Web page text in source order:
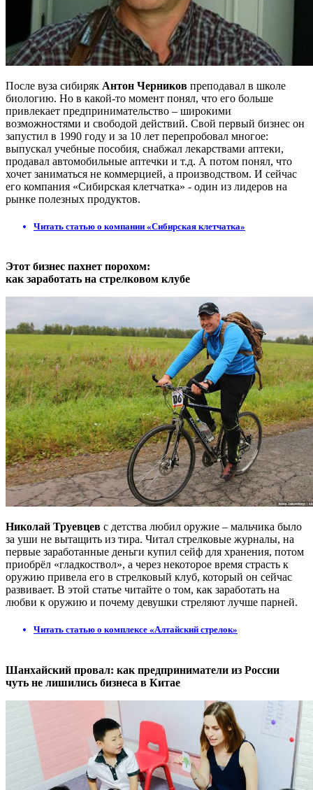
После вуза сибиряк Антон Черников преподавал в школе
биологию. Но в какой-то момент понял, что его больше
привлекает предпринимательство – широкими
возможностями и свободой действий. Свой первый бизнес он
запустил в 1990 году и за 10 лет перепробовал многое:
выпускал учебные пособия, снабжал лекарствами аптеки,
продавал автомобильные аптечки и т.д. А потом понял, что
хочет заниматься не коммерцией, а производством. И сейчас
его компания «Сибирская клетчатка» - один из лидеров на
рынке полезных продуктов.
Читать статью о компании «Сибирская клетчатка»
Этот бизнес пахнет порохом:
как заработать на стрелковом клубе
Николай Труевцев с детства любил оружие – мальчика было
за уши не вытащить из тира. Читал стрелковые журналы, на
первые заработанные деньги купил сейф для хранения, потом
приобрёл «гладкоствол», а через некоторое время страсть к
оружию привела его в стрелковый клуб, который он сейчас
развивает. В этой статье читайте о том, как заработать на
любви к оружию и почему девушки стреляют лучше парней.
Читать статью о комплексе «Алтайский стрелок»
Шанхайский провал: как предприниматели из России
чуть не лишились бизнеса в Китае